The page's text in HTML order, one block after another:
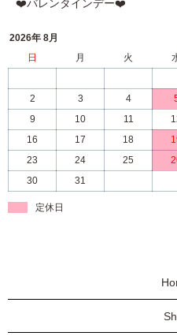
❤️バレンタインデー❤️
2026年 8月
日
月 火
2
3 4
9
10 11
16
17 18
23
24 25
30
31
定休日